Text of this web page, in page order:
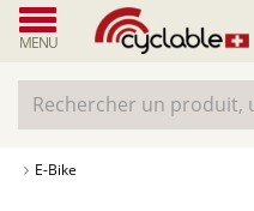
MENU
E-Bike